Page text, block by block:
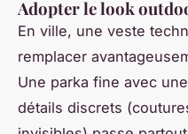
Adopter le look
En ville, une veste
remplacer
Une parka fine avec une
détails discrets